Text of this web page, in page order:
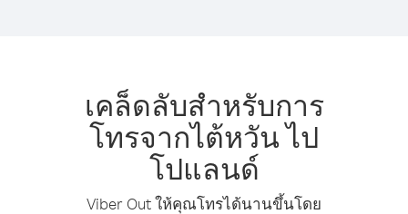
เคล็ดลับสำหรับการ
โทรจากไต้หวัน ไป
โปแลนด์
Viber Out ให้คุณโทรได้นานขึ้นโดย